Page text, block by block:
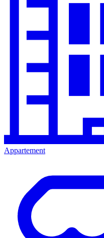
Appartement